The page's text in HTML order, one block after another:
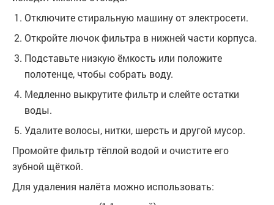
Отключите стиральную машину от электросети.
Откройте лючок фильтра в нижней части корпуса.
Подставьте низкую ёмкость или положите
полотенце, чтобы собрать воду.
Медленно выкрутите фильтр и слейте остатки
воды.
Удалите волосы, нитки, шерсть и другой мусор.
Промойте фильтр тёплой водой и очистите его
зубной щёткой.
Для удаления налёта можно использовать: